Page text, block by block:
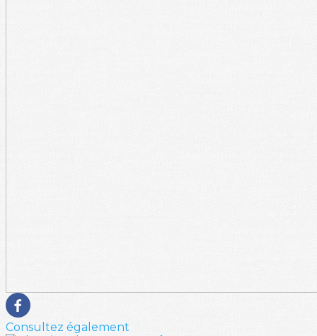
Consultez également